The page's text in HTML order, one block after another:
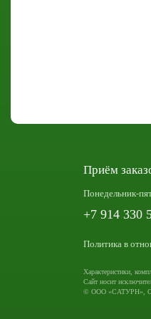
Приём
Понедельник-
+7 914 330
Политика в
Характеристики,
Сайт носит
© ООО «САТУРН»,